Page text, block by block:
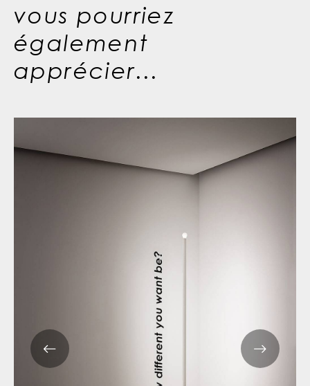
vous pourriez
également
apprécier...